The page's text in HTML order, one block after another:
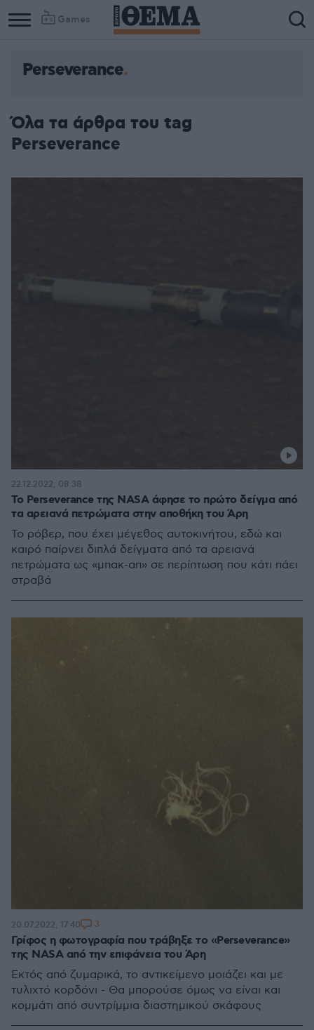
Games
Perseverance
Όλα τα άρθρα του tag
Perseverance
Το Perseverance της NASA άφησε το πρώτο δείγμα από
τα αρειανά πετρώματα στην αποθήκη του Άρη
Το ρόβερ, που έχει μέγεθος αυτοκινήτου, εδώ και
καιρό παίρνει διπλά δείγματα από τα αρειανά
πετρώματα ως «μπακ-απ» σε περίπτωση που κάτι πάει
στραβά
22.12.2022, 08:38
Γρίφος η φωτογραφία που τράβηξε το «Perseverance»
της NASA από την επιφάνεια του Άρη
Eκτός από ζυμαρικά, το αντικείμενο μοιάζει και με
τυλιχτό κορδόνι - Θα μπορούσε όμως να είναι και
κομμάτι από συντρίμμια διαστημικού σκάφους
20.07.2022, 17:40 3